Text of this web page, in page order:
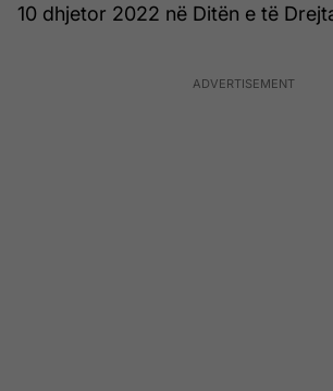
10 dhjetor 2022 në Ditën e të